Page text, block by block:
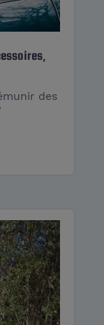
des